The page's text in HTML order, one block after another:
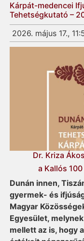
Kárpát-medencei
Tehetségkutató –
2026. május 17.,
Dr. Kriza
a Kallós
Dunán innen,
gyermek- és
Magyar
Egyesület,
mellett az is, hogy